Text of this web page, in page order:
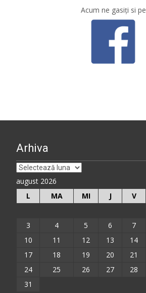
Acum ne gasiţi si pe
Arhiva
Arhiva
august 2026
L
MA MI J V
3
4 5 6 7
10
11 12 13 14
17
18 19 20 21
24
25 26 27 28
31